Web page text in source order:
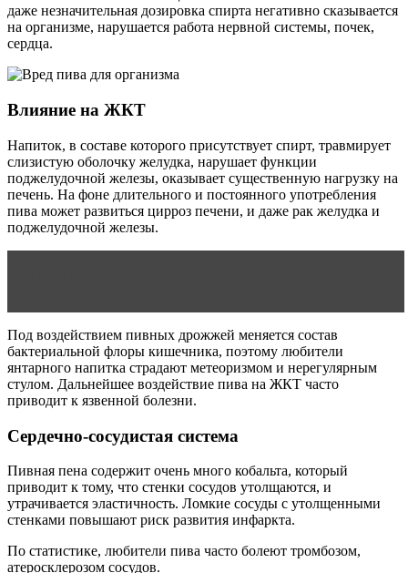
даже незначительная дозировка спирта негативно сказывается
на организме, нарушается работа нервной системы, почек,
сердца.
Влияние на ЖКТ
Напиток, в составе которого присутствует спирт, травмирует
слизистую оболочку желудка, нарушает функции
поджелудочной железы, оказывает существенную нагрузку на
печень. На фоне длительного и постоянного употребления
пива может развиться цирроз печени, и даже рак желудка и
поджелудочной железы.
Под воздействием пивных дрожжей меняется состав
бактериальной флоры кишечника, поэтому любители
янтарного напитка страдают метеоризмом и нерегулярным
стулом. Дальнейшее воздействие пива на ЖКТ часто
приводит к язвенной болезни.
Сердечно-сосудистая система
Пивная пена содержит очень много кобальта, который
приводит к тому, что стенки сосудов утолщаются, и
утрачивается эластичность. Ломкие сосуды с утолщенными
стенками повышают риск развития инфаркта.
По статистике, любители пива часто болеют тромбозом,
атеросклерозом сосудов.